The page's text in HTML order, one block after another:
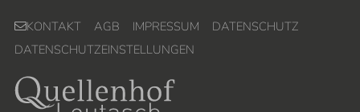
KONTAKT AGB IMPRESSUM
DATENSCHUTZ
DATENSCHUTZEINSTELLUNGEN